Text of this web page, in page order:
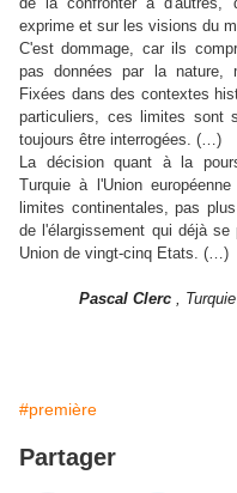
exprime et sur les visions du
C'est dommage, car ils
pas données par la nature,
Fixées dans des contextes
particuliers, ces limites sont
toujours être interrogées. (…)
La décision quant à la
Turquie à l'Union
limites continentales, pas
de l'élargissement qui déjà
Union de vingt-cinq Etats. (…)
Pascal Clerc ,
#première
Partager